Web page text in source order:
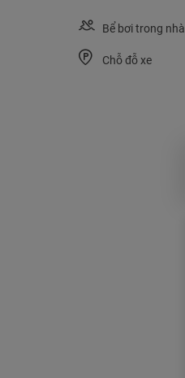
Bể bơi trong nhà
Chỗ đỗ xe